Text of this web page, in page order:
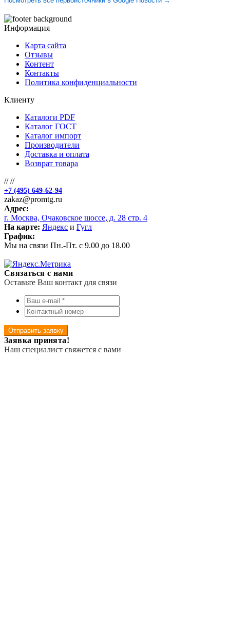
Информация
Карта сайта
Отзывы
Контент
Контакты
Политика конфиденциальности
Клиенту
Каталоги PDF
Каталог ГОСТ
Каталог импорт
Производители
Доставка и оплата
Возврат товара
////
+7 (495) 649-62-94
zakaz@promtg.ru
Адрес:
г. Москва, Очаковское шоссе, д. 28 стр. 4
На карте: Яндекс и Гугл
График:
Мы на связи Пн.-Пт. с 9.00 до 18.00
Связаться с нами
Оставьте Ваш контакт для связи
Отправить заявку
Заявка принята!
Наш специалист свяжется с вами